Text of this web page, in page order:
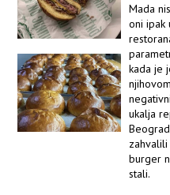
Mada
oni ipak
kada je
ukalja
burger
stali.